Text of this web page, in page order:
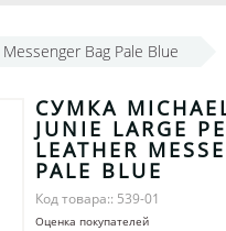
Bag Pale Blue
СУМКА
JUNIE LARGE
LEATHER
PALE BLUE
Код товара:: 539-01
Оценка покупателей